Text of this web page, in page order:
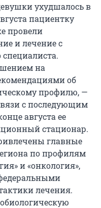
ухудшалось в
пациентку
провели
и лечение с
на
об
профилю, —
с последующим
августа ее
стационар.
главные
по профилям
и «онкология»,
лечения.